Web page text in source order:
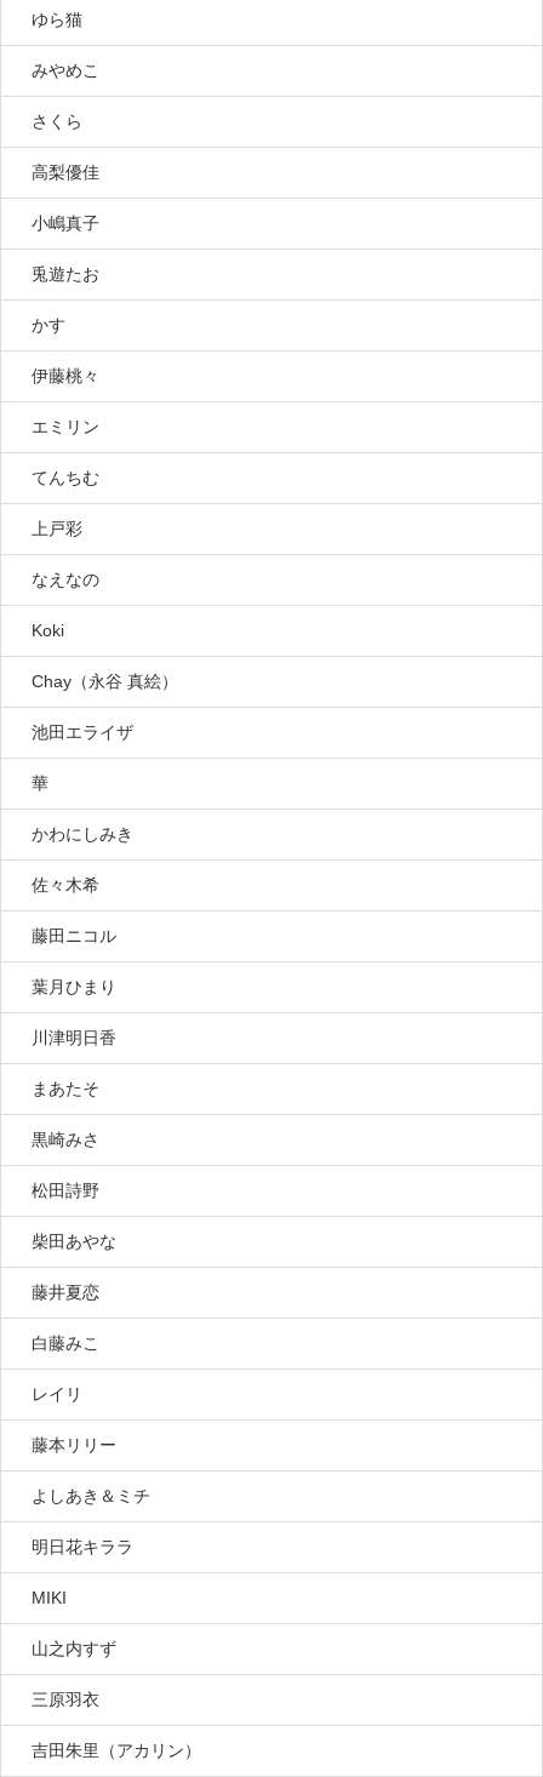
ゆら猫
みやめこ
さくら
高梨優佳
小嶋真子
兎遊たお
かす
伊藤桃々
エミリン
てんちむ
上戸彩
なえなの
Koki
Chay（永谷 真絵）
池田エライザ
華
かわにしみき
佐々木希
藤田ニコル
葉月ひまり
川津明日香
まあたそ
黒崎みさ
松田詩野
柴田あやな
藤井夏恋
白藤みこ
レイリ
藤本リリー
よしあき＆ミチ
明日花キララ
MIKI
山之内すず
三原羽衣
吉田朱里（アカリン）